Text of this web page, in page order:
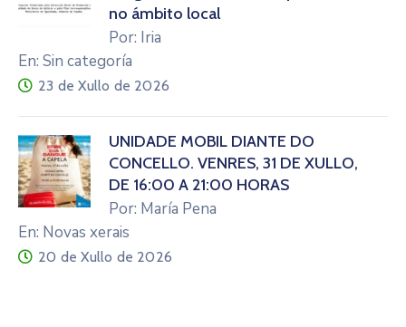
no ámbito local
Por: Iria
En: Sin categoría
23 de Xullo de 2026
UNIDADE MÓBIL DIANTE DO
CONCELLO. VENRES, 31 DE XULLO,
DE 16:00 A 21:00 HORAS
Por: María Pena
En: Novas xerais
20 de Xullo de 2026